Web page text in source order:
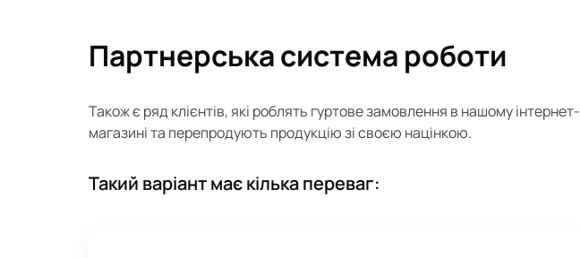
Партнерська система роботи
Також є ряд клієнтів, які роблять гуртове замовлення в нашому інтернет-
магазині та перепродують продукцію зі своєю націнкою.
Такий варіант має кілька переваг: